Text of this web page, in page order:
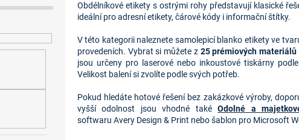
Obdélníkové etikety s ostrými rohy představují klasické
ideální pro adresní etikety, čárové kódy i informační štítky.
V této kategorii naleznete samolepicí blanko etikety ve
provedeních. Vybrat si můžete z 25 prémiových materiálů
jsou určeny pro laserové nebo inkoustové tiskárny
Velikost balení si zvolíte podle svých potřeb.
Pokud hledáte hotové řešení bez zakázkové výroby,
vyšší odolnost jsou vhodné takéOdolné a
softwaru Avery Design & Print nebo šablon pro Microsoft